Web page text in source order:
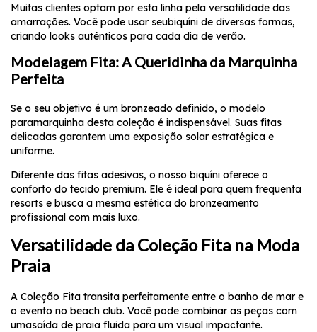
Muitas clientes optam por esta linha pela versatilidade das
amarrações. Você pode usar seubiquíni de diversas formas,
criando looks autênticos para cada dia de verão.
Modelagem Fita: A Queridinha da Marquinha
Perfeita
Se o seu objetivo é um bronzeado definido, o modelo
paramarquinha desta coleção é indispensável. Suas fitas
delicadas garantem uma exposição solar estratégica e
uniforme.
Diferente das fitas adesivas, o nosso biquíni oferece o
conforto do tecido premium. Ele é ideal para quem frequenta
resorts e busca a mesma estética do bronzeamento
profissional com mais luxo.
Versatilidade da Coleção Fita na Moda
Praia
A Coleção Fita transita perfeitamente entre o banho de mar e
o evento no beach club. Você pode combinar as peças com
umasaída de praia fluida para um visual impactante.